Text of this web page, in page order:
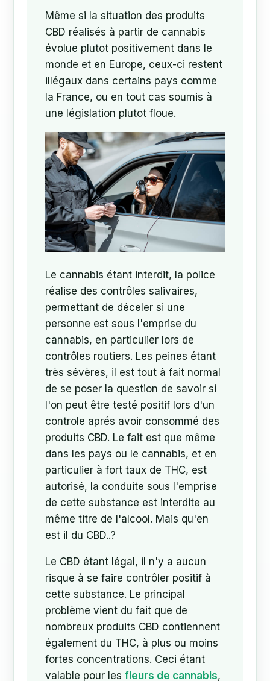
Même si la situation des produits
CBD réalisés à partir de cannabis
évolue plutot positivement dans le
monde et en Europe, ceux-ci restent
illégaux dans certains pays comme
la France, ou en tout cas soumis à
une législation plutot floue.
Le cannabis étant interdit, la police
réalise des contrôles salivaires,
permettant de déceler si une
personne est sous l'emprise du
cannabis, en particulier lors de
contrôles routiers. Les peines étant
très sévères, il est tout à fait normal
de se poser la question de savoir si
l'on peut être testé positif lors d'un
controle aprés avoir consommé des
produits CBD. Le fait est que même
dans les pays ou le cannabis, et en
particulier à fort taux de THC, est
autorisé, la conduite sous l'emprise
de cette substance est interdite au
même titre de l'alcool. Mais qu'en
est il du CBD..?
Le CBD étant légal, il n'y a aucun
risque à se faire contrôler positif à
cette substance. Le principal
problème vient du fait que de
nombreux produits CBD contiennent
également du THC, à plus ou moins
fortes concentrations. Ceci étant
valable pour les fleurs de cannabis,